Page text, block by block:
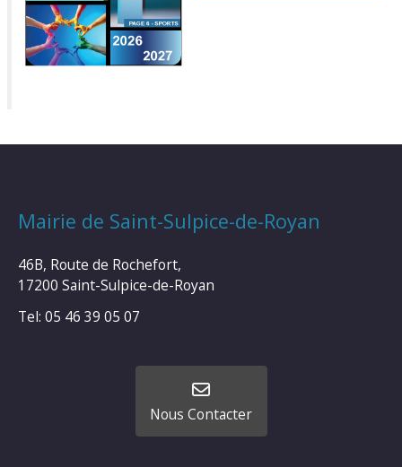
Mairie de Saint-Sulpice-de-Royan
46B, Route de Rochefort,
17200 Saint-Sulpice-de-Royan
Tel: 05 46 39 05 07
Nous Contacter